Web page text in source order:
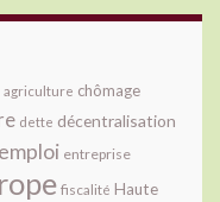
agriculture chômage
dette décentralisation
emploi entreprise
fiscalité Haute